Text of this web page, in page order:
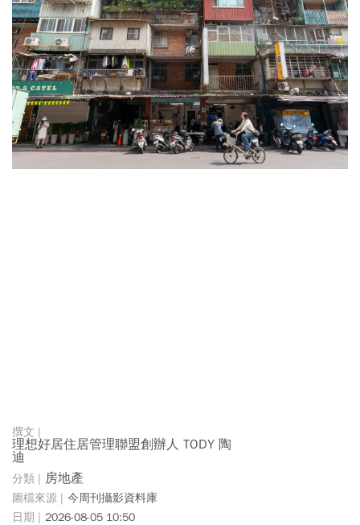
理想好居住居管理聯盟創辦人 TODY 陶
迪
房地產
今周刊攝影資料庫
2026-08-05 10:50